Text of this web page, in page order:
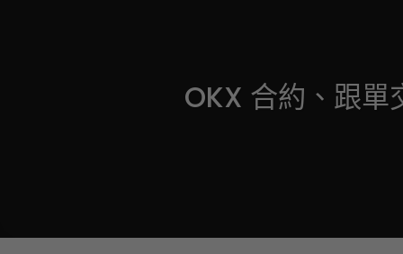
OKX 合約、跟